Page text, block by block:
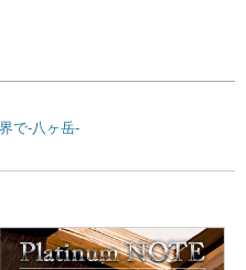
で-八ヶ岳-